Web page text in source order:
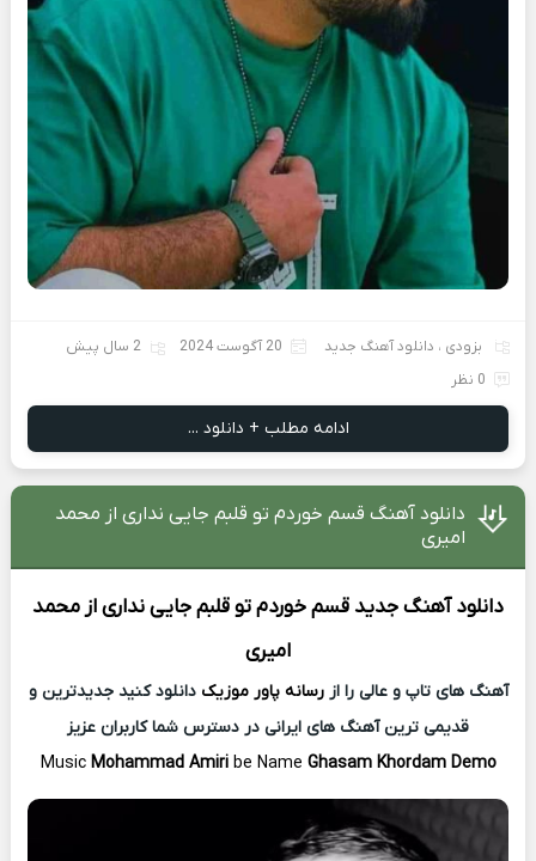
بزودی ، دانلود آهنگ جدید 20 آگوست 2024
2 سال پیش
0 نظر
ادامه مطلب + دانلود ...
دانلود آهنگ قسم خوردم تو قلبم جایی نداری از محمد
امیری
دانلود آهنگ جدید قسم خوردم تو قلبم جایی نداری ازمحمد
امیری
آهنگ های تاپ و عالی را ازرسانه پاور موزیک دانلود کنید جدیدترین و
قدیمی ترین آهنگ های ایرانی در دسترس شما کاربران عزیز
MusicMohammad Amiri be Name Ghasam Khordam Demo